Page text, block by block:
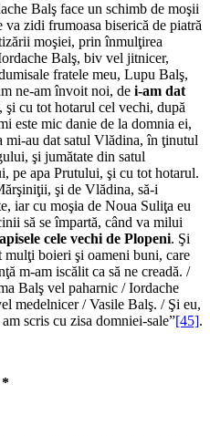
Balş face un schimb de moşii
zidi frumoasa biserică de piatră
moşiei, prin înmulţirea
Balş, biv vel jitnicer,
fratele meu, Lupu Balş,
ne-am învoit noi, de i-am dat
, şi cu tot hotarul cel vechi, după
este mic danie de la domnia ei,
mi-au dat satul Vlădina, în ţinutul
şi jumătate din satul
apa Prutului, şi cu tot hotarul.
şi de Vlădina, să-i
iar cu moşia de Noua Suliţa eu
să se împartă, când va milui
cele vechi de Plopeni. Şi
mulţi boieri şi oameni buni, care
m-am iscălit ca să ne creadă. /
Balş vel paharnic / Iordache
medelnicer / Vasile Balş. / Şi eu,
scris cu zisa domniei-sale”[45].
*